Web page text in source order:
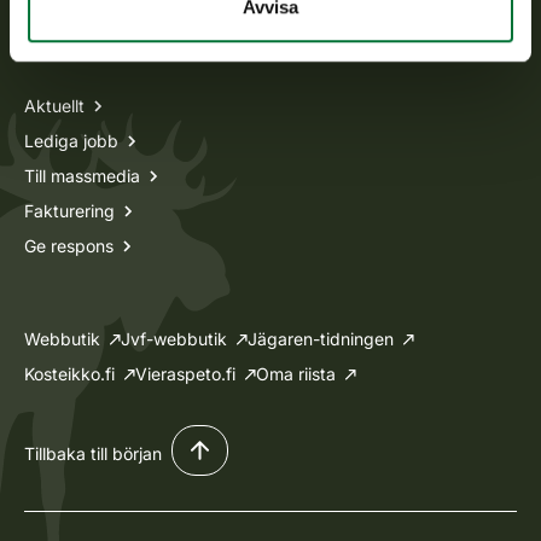
Avvisa
Information om oss
Aktuellt
Lediga jobb
Till massmedia
Fakturering
Ge respons
Webbutik Jvf-webbutik
Jägaren-tidningen
Kosteikko.fi
Vieraspeto.fi Oma riista
Tillbaka till början